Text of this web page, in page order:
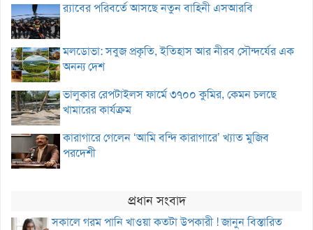
র‌্যাবের পরিবর্তে আসছে নতুন বাহিনী এসআরবি
মলডোভা: সবুজ প্রকৃতি, ইতিহাস আর নীরব সৌন্দর্যের এক
অনন্য দেশ
ভালুকার রেপটাইলস ফার্মে ৩৭০০ কুমির, কেমন চলছে
খামারের কার্যক্রম
কারাগারে গেলেন ‘আমি বন্দি কারাগারে’ খ্যাত মুজিব
পরদেশী
প্রধান সংবাদ
সকালে গরম পানি খাওয়া কতটা উপকারী ! জানুন বিস্তারিত